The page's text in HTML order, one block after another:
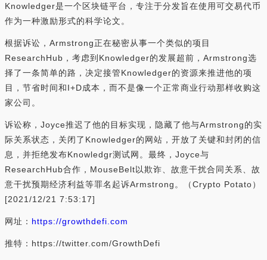
Knowledger是一个区块链平台，专注于分发旨在使用可交易代币
作为一种激励形式的科学论文。
根据诉讼，Armstrong正在秘密从事一个类似的项目
ResearchHub，考虑到Knowledger的发展超前，Armstrong选
择了一条简单的路，决定接管Knowledger的资源来推进他的项
目，节省时间和I+D成本，而不是像一个正常商业行动那样收购这
家公司。
诉讼称，Joyce推迟了他的目标实现，隐藏了他与Armstrong的实
际关系状态，关闭了Knowledger的网站，开放了关键和封闭的信
息，并拒绝发布Knowledgr测试网。最终，Joyce与
ResearchHub合作，MouseBelt以欺诈、故意干扰合同关系、故
意干扰预期经济利益等罪名起诉Armstrong。（Crypto Potato）
[2021/12/21 7:53:17]
网址： https://growthdefi.com
推特：https://twitter.com/GrowthDefi